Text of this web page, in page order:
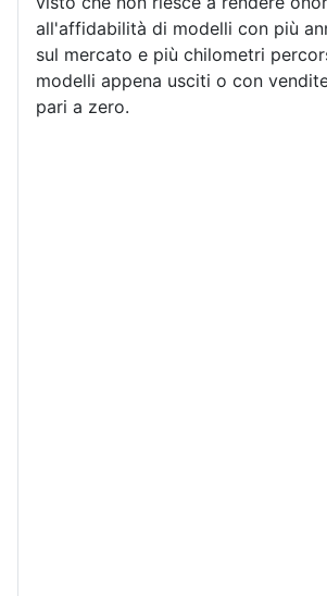
all'affidabilità di modelli con più
sul mercato e più chilometri
modelli appena usciti o con
pari a zero.